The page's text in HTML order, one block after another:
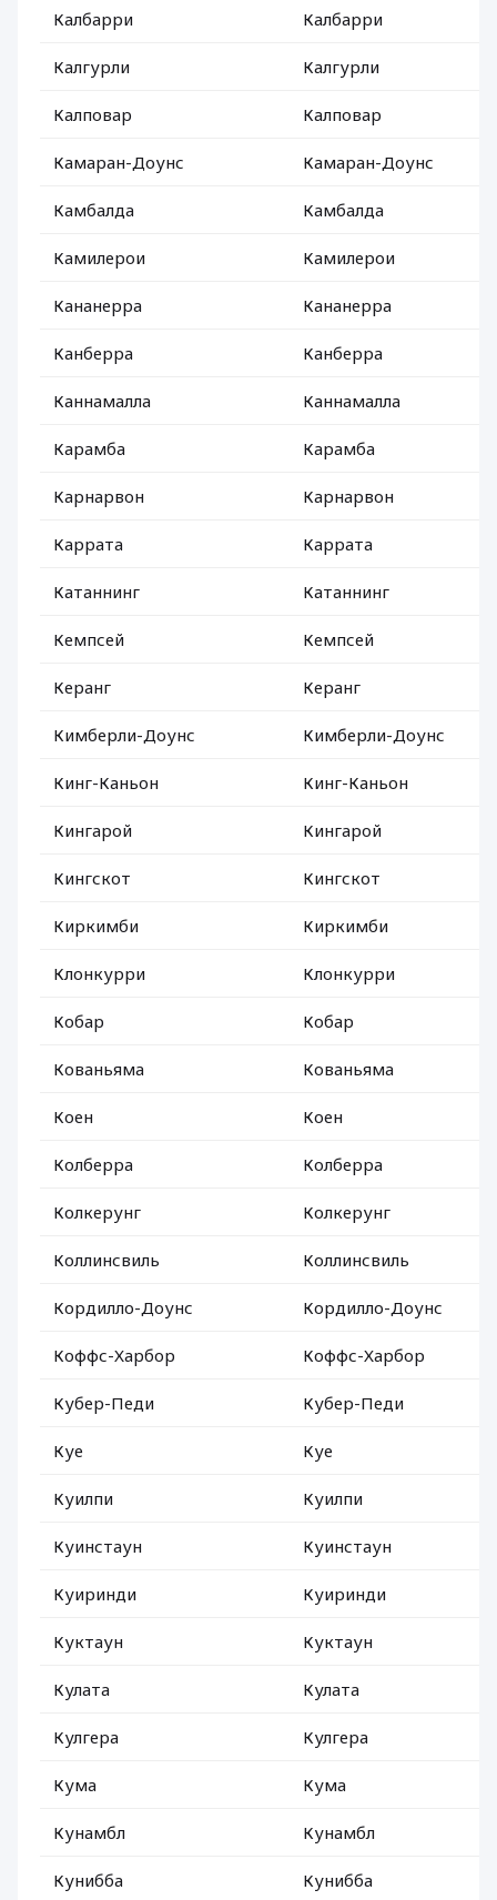
Калбарри Калбарри
Калгурли Калгурли
Калповар Калповар
Камаран-Доунс Камаран-Доунс
Камбалда Камбалда
Камилерои Камилерои
Кананерра Кананерра
Канберра Канберра
Каннамалла Каннамалла
Карамба Карамба
Карнарвон Карнарвон
Каррата Каррата
Катаннинг Катаннинг
Кемпсей Кемпсей
Керанг Керанг
Кимберли-Доунс Кимберли-Доунс
Кинг-Каньон Кинг-Каньон
Кингарой Кингарой
Кингскот Кингскот
Киркимби Киркимби
Клонкурри Клонкурри
Кобар Кобар
Кованьяма Кованьяма
Коен Коен
Колберра Колберра
Колкерунг Колкерунг
Коллинсвиль Коллинсвиль
Кордилло-Доунс Кордилло-Доунс
Коффс-Харбор Коффс-Харбор
Кубер-Педи Кубер-Педи
Куе Куе
Куилпи Куилпи
Куинстаун Куинстаун
Куиринди Куиринди
Куктаун Куктаун
Кулата Кулата
Кулгера Кулгера
Кума Кума
Кунамбл Кунамбл
Кунибба Кунибба